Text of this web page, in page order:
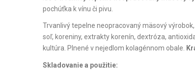
pochúťka k vínu či pivu.
Trvanlivý tepelne neopracovaný mäsový výrobok,
soľ, koreniny, extrakty korenín, dextróza,
kultúra. Plnené v nejedlom kolagénnom obale.
Skladovanie a použitie: